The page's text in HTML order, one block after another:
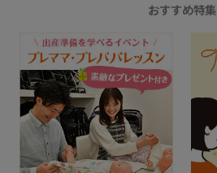
おすすめ特集